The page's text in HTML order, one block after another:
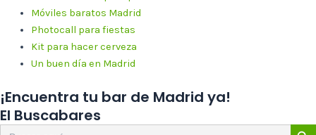
Móviles baratos Madrid
Photocall para fiestas
Kit para hacer cerveza
Un buen día en Madrid
¡Encuentra tu bar de Madrid ya!
El Buscabares
Buscar: Botón de